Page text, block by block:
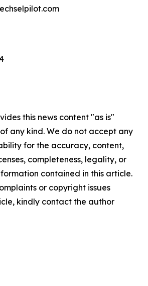
this news content "as is"
any kind. We do not accept any
for the accuracy, content,
completeness, legality, or
contained in this article.
or copyright issues
kindly contact the author